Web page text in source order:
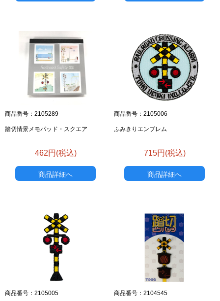
商品番号：2105289
踏切情景メモパッド・スクエア
462円(税込)
商品詳細へ
商品番号：2105006
ふみきりエンブレム
715円(税込)
商品詳細へ
商品番号：2105005 商品番号：2104545
お買い物を続ける